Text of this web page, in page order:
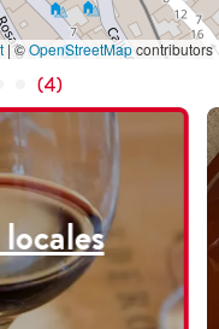
|©OpenStreetMapcontributors
(4)